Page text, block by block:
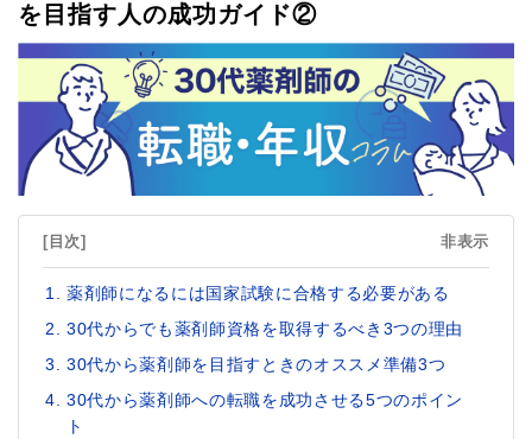
を目指す人の成功ガイド②
[目次] 非表示
薬剤師になるには国家試験に合格する必要がある
30代からでも薬剤師資格を取得するべき3つの理由
30代から薬剤師を目指すときのオススメ準備3つ
30代から薬剤師への転職を成功させる5つのポイン
ト